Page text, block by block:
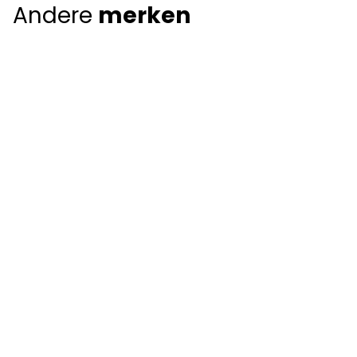
Andere merken